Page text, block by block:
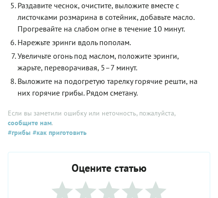
Раздавите чеснок, очистите, выложите вместе с
листочками розмарина в сотейник, добавьте масло.
Прогревайте на слабом огне в течение 10 минут.
Нарежьте эринги вдоль пополам.
Увеличьте огонь под маслом, положите эринги,
жарьте, переворачивая, 5–7 минут.
Выложите на подогретую тарелку горячие решти, на
них горячие грибы. Рядом сметану.
Если вы заметили ошибку или неточность, пожалуйста,
сообщите нам.
#грибы #как приготовить
Оцените статью